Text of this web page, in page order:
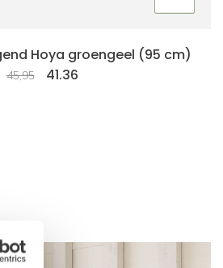
Hoya groengeel (95 cm)
45,95 41.36